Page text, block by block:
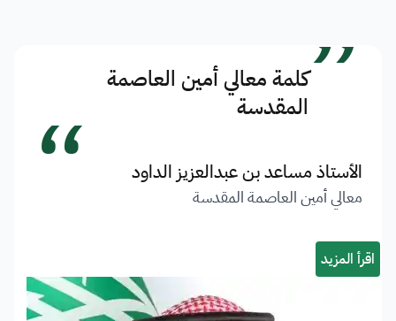
”كلمة معالي أمين العاصمة
المقدسة
الأستاذ مساعد بن عبدالعزيز الداود
معالي أمين العاصمة المقدسة “